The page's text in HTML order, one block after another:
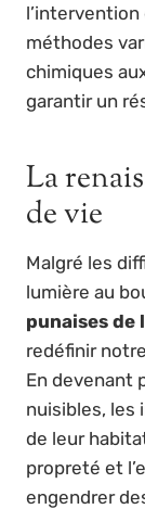
méthodes
chimiques
garantir un
La
de vie
Malgré les
lumière au
punaises de
redéfinir
En devenant
nuisibles, les
de leur
propreté et
engendrer